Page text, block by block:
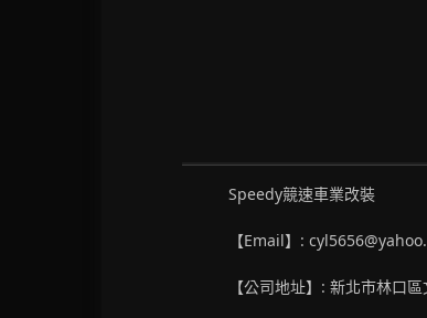
Speedy競速車業改裝
【Email】:
【公司地址】: 新北市林口